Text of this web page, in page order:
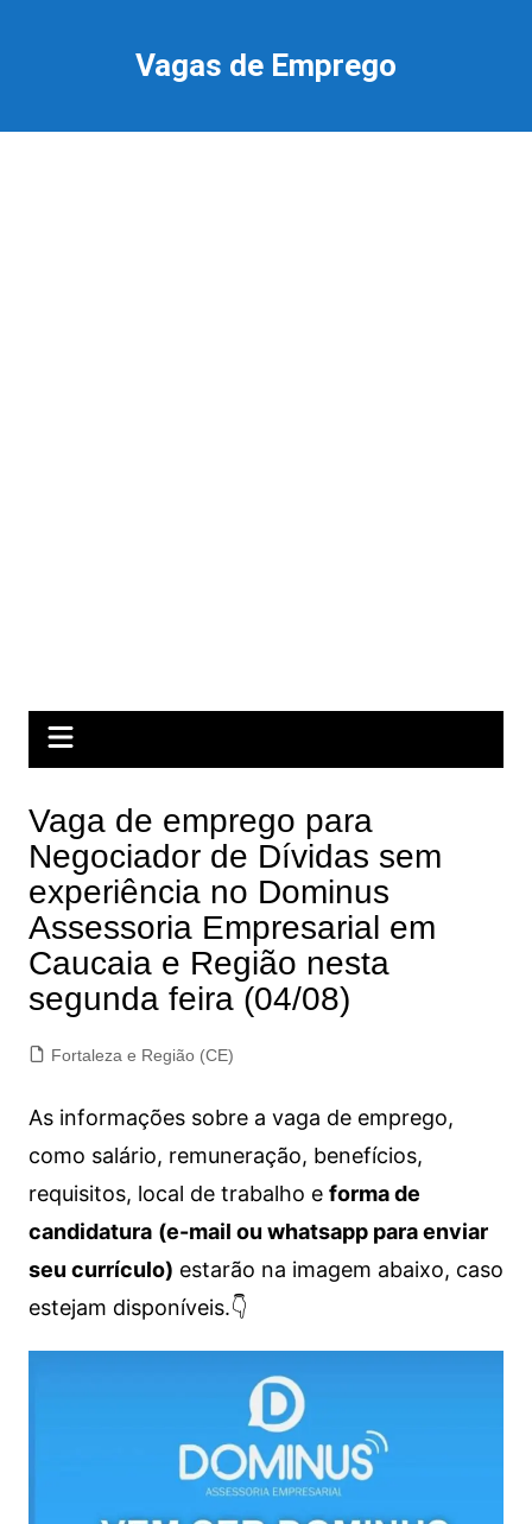
Vagas de Emprego
Vaga de emprego para
Negociador de Dívidas sem
experiência no Dominus
Assessoria Empresarial em
Caucaia e Região nesta
segunda feira (04/08)
Fortaleza e Região (CE)
As informações sobre a vaga de emprego,
como salário, remuneração, benefícios,
requisitos, local de trabalho e forma de
candidatura (e-mail ou whatsapp para enviar
seu currículo) estarão na imagem abaixo, caso
estejam disponíveis.👇